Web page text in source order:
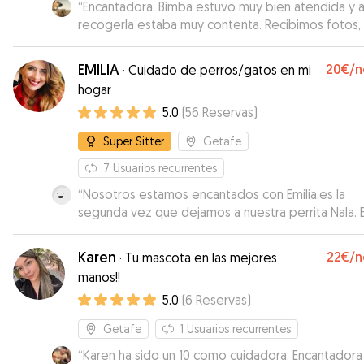
“Encantadora, Bimba estuvo muy bien atendida y
recogerla estaba muy contenta. Recibimos fotos,
videos y noticias a diario. Recomendable 100%”
EMILIA · Cuidado de perros/gatos en mi
hogar
20€/
5.0 (56 Reservas)
Super Sitter
Getafe
7 Usuarios recurrentes
“Nosotros estamos encantados con Emilia,es la
segunda vez que dejamos a nuestra perrita Nala.
es encantadora,muy amable y se le nota que le
los animales.Confiamos mucho en ella ,nos
mucha tranquilidad y lo más importante es que
esté bien y así nos lo demuestra a través de las
que nos envía.Sin duda volveremos a contar con
Karen · Tu mascota en las mejores
manos!!
22€/
5.0 (6 Reservas)
Getafe 1 Usuarios recurrentes
“Karen ha sido un 10 como cuidadora.